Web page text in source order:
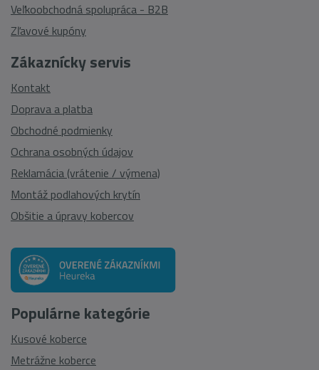
Zákaznícky servis
Kontakt
Doprava a platba
Obchodné podmienky
Ochrana osobných údajov
Reklamácia (vrátenie / výmena)
Montáž podlahových krytín
Obšitie a úpravy kobercov
Veľkoobchodná spolupráca - B2B
Zľavové kupóny
Populárne kategórie
Kusové koberce
Metrážne koberce